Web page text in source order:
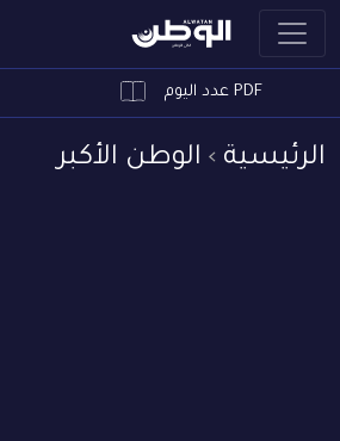
PDF عدد اليوم
الرئيسية الوطن الأكبر